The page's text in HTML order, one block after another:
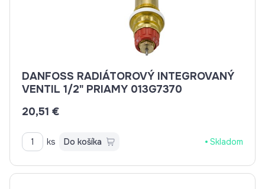
DANFOSS RADIÁTOROVÝ INTEGROVANÝ
VENTIL 1/2" PRIAMY 013G7370
20,51 €
ks Do košíka Skladom